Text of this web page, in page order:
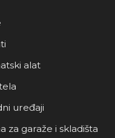
alat
uređaji
za garaže i skladišta